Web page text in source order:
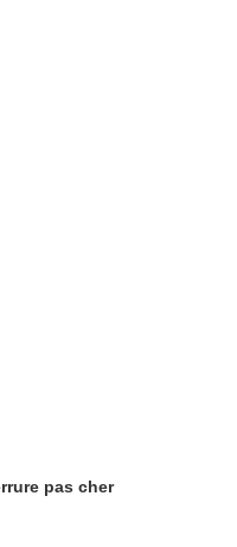
pas cher